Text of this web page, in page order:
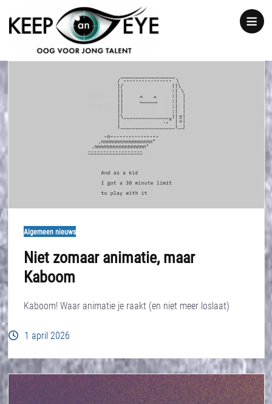
Show
notice
Algemeen nieuws
Niet zomaar animatie, maar
Kaboom
Kaboom! Waar animatie je raakt (en niet meer loslaat)
1 april 2026